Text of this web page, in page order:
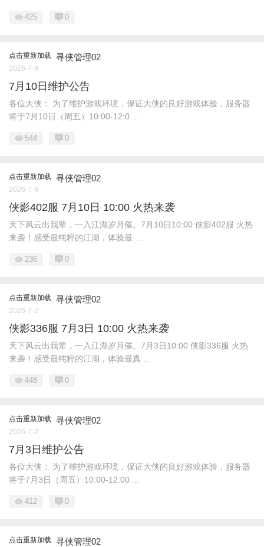
425 0
点击重新加载 寻侠管理02
2026-7-9
7月10日维护公告
各位大侠： 为了维护游戏环境，保证大侠的良好游戏体验，服务器
将于7月10日（周五）10:00-12:0 ...
544 0
点击重新加载 寻侠管理02
2026-7-9
侠影402服 7月10日 10:00 火热来袭
天下风云出我辈，一入江湖岁月催。7月10日10:00 侠影402服 火热
来袭！感受最纯粹的江湖，体验最 ...
236 0
点击重新加载 寻侠管理02
2026-7-2
侠影336服 7月3日 10:00 火热来袭
天下风云出我辈，一入江湖岁月催。7月3日10:00 侠影336服 火热
来袭！感受最纯粹的江湖，体验最真 ...
448 0
点击重新加载 寻侠管理02
2026-7-2
7月3日维护公告
各位大侠： 为了维护游戏环境，保证大侠的良好游戏体验，服务器
将于7月3日（周五）10:00-12:00 ...
412 0
点击重新加载 寻侠管理02